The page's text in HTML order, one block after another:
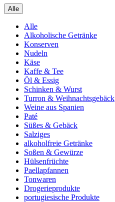
Alle
Alle
Alkoholische Getränke
Konserven
Nudeln
Käse
Kaffe & Tee
Öl & Essig
Schinken & Wurst
Turron & Weihnachtsgebäck
Weine aus Spanien
Paté
Süßes & Gebäck
Salziges
alkoholfreie Getränke
Soßen & Gewürze
Hülsenfrüchte
Paellapfannen
Tonwaren
Drogerieprodukte
portugiesische Produkte